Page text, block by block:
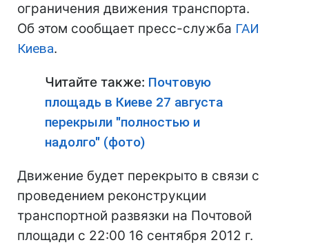
ограничения движения транспорта.
Об этом сообщает пресс-служба ГАИ
Киева.
Читайте также: Почтовую
площадь в Киеве 27 августа
перекрыли "полностью и
надолго" (фото)
Движение будет перекрыто в связи с
проведением реконструкции
транспортной развязки на Почтовой
площади с 22:00 16 сентября 2012 г.